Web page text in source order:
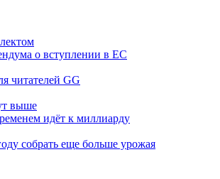
о вступлении в ЕС
читателей GG
выше
идёт к миллиарду
собрать еще больше урожая